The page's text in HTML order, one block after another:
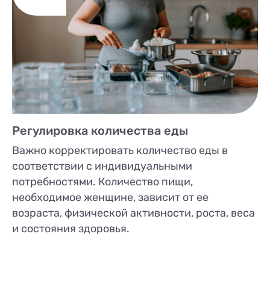
Регулировка количества еды
Важно корректировать количество еды в
соответствии с индивидуальными
потребностями. Количество пищи,
необходимое женщине, зависит от ее
возраста, физической активности, роста, веса
и состояния здоровья.